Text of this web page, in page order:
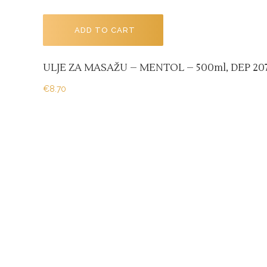
ADD TO CART
ULJE ZA MASAŽU – MENTOL – 500ml, DEP
€8.70